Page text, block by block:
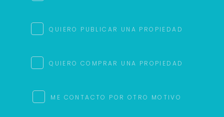
QUIERO PUBLICAR UNA PROPIEDAD
QUIERO COMPRAR UNA PROPIEDAD
ME CONTACTO POR OTRO MOTIVO